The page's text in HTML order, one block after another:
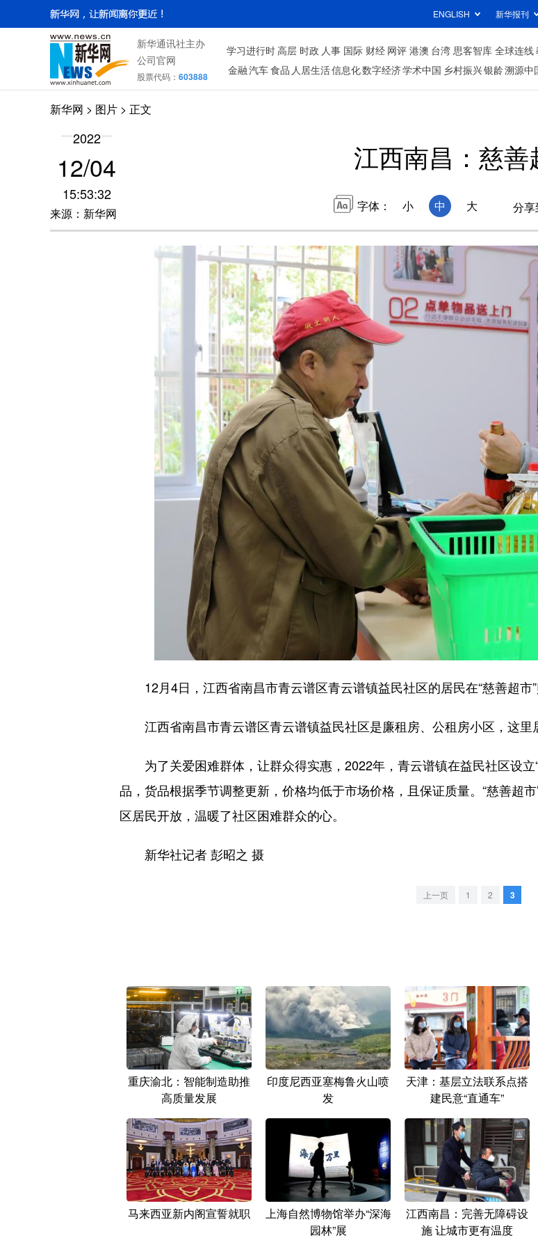
ENGLISH 新华报刊
新华通讯社主办
公司官网
股票代码： 603888
学习进行时高层 时政 人事 国际 财经 网评 港澳 台湾 思客智库 全球连线
金融汽车食品 人居生活信息化数字经济学术中国 乡村振兴银龄溯源中
新华网 > 图片 > 正文
2022
12/04
15:53:32
来源：新华网
江西南昌：慈
字体： 小 中 大 分享
12月4日，江西省南昌市青云谱区青云谱镇益民社区的居民在“慈善超市”
江西省南昌市青云谱区青云谱镇益民社区是廉租房、公租房小区，这里
为了关爱困难群体，让群众得实惠，2022年，青云谱镇在益民社区设立
品，货品根据季节调整更新，价格均低于市场价格，且保证质量。“慈善超
区居民开放，温暖了社区困难群众的心。
新华社记者 彭昭之 摄
上一页 1 2 3
重庆渝北：智能制造助推
高质量发展
印度尼西亚塞梅鲁火山喷
发
天津：基层立法联系点搭
建民意“直通车”
马来西亚新内阁宣誓就职
上海自然博物馆举办“深海
园林”展
江西南昌：完善无障碍设
施 让城市更有温度